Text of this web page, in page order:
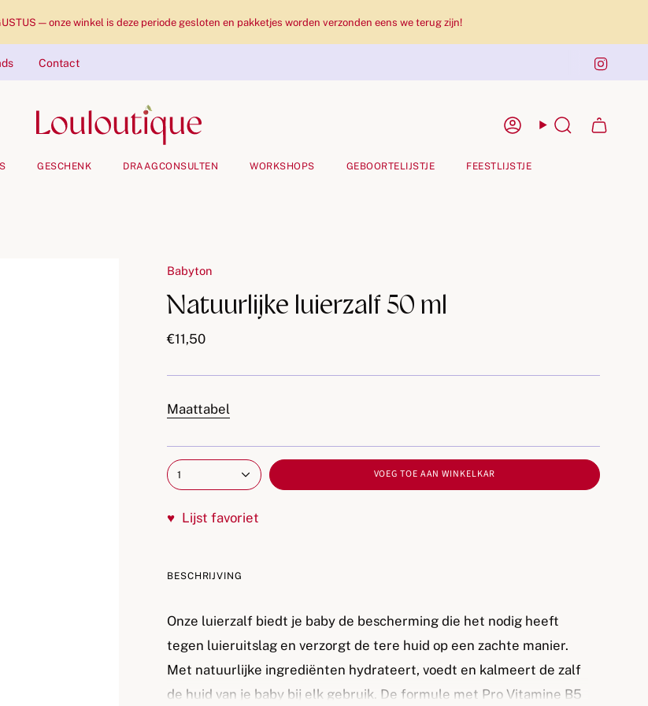
— onze winkel is deze periode gesloten en pakketjes worden verzonden eens we terug zijn!
Contact
RekeningZoekopdracht
GESCHENK DRAAGCONSULTEN WORKSHOPS GEBOORTELIJSTJE FEESTLIJSTJE
Babyton
Natuurlijke luierzalf 50 ml
€11,50
Maattabel
1 VOEG TOE AAN WINKELKAR
♥ Lijst favoriet
BESCHRIJVING
Onze luierzalf biedt je baby de bescherming die het nodig heeft
tegen luieruitslag en verzorgt de tere huid op een zachte manier.
Met natuurlijke ingrediënten hydrateert, voedt en kalmeert de zalf
de huid van je baby bij elk gebruik. De formule met Pro Vitamine B5